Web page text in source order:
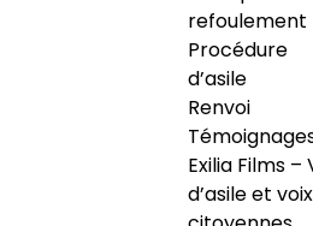
refoulement
Procédure
d’asile
Renvoi
Exilia Films –
d’asile et voix